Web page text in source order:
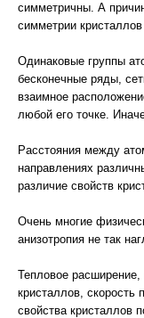
симметричны. А
симметрии
Одинаковые группы
бесконечные ряды,
взаимное
любой его точке.
Расстояния между
направлениях
различие свойств
Очень многие
анизотропия не так
Тепловое расширение,
кристаллов, скорость
свойства кристаллов